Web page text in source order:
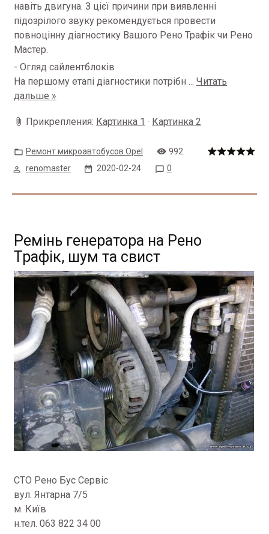
навіть двигуна. З цієї причини при виявленні
підозрілого звуку рекомендується провести
повноцінну діагностику Вашого Рено Трафік чи Рено
Мастер.
- Огляд сайлентблоків
На першому етапі діагностики потрібн ... Читать
дальше »
Прикрепления: Картинка 1 · Картинка 2
Ремонт микроавтобусов Opel
992
renomaster
2020-02-24 0
Ремінь генератора на Рено
Трафік, шум та свист
СТО Рено Бус Сервіс
вул. Янтарна 7/5
м. Київ
н.тел. 063 822 34 00